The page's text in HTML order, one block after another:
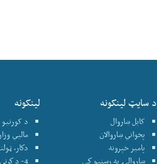
د سایټ لینکونه
کابل ښاروال
پخواني ښاروالان
پامير خپرونه
ښاروالۍ په رسنيو كې
لینکونه
د
ماليي
دكار،
4- د كرني، اوبو لګولو او مالداری وزارت